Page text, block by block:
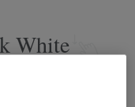
White
rauhallisilla